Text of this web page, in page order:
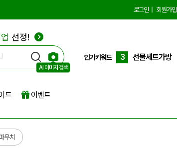
로그인 회원가입
선정!
AI 이미지 검색
인기키워드
1
에코백
3
선물세트가방
드 이벤트
우치